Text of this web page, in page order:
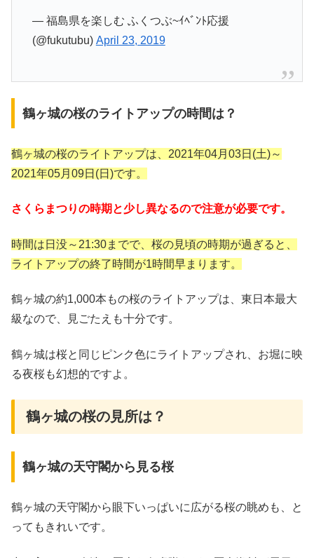
— 福島県を楽しむ ふくつぶ~ｲﾍﾞﾝﾄ応援
(@fukutubu) April 23, 2019
鶴ヶ城の桜のライトアップの時間は？
鶴ヶ城の桜のライトアップは、2021年04月03日(土)～
2021年05月09日(日)です。
さくらまつりの時期と少し異なるので注意が必要です。
時間は日没～21:30までで、桜の見頃の時期が過ぎると、
ライトアップの終了時間が1時間早まります。
鶴ヶ城の約1,000本もの桜のライトアップは、東日本最大
級なので、見ごたえも十分です。
鶴ヶ城は桜と同じピンク色にライトアップされ、お堀に映
る夜桜も幻想的ですよ。
鶴ヶ城の桜の見所は？
鶴ヶ城の天守閣から見る桜
鶴ヶ城の天守閣から眼下いっぱいに広がる桜の眺めも、と
ってもきれいです。